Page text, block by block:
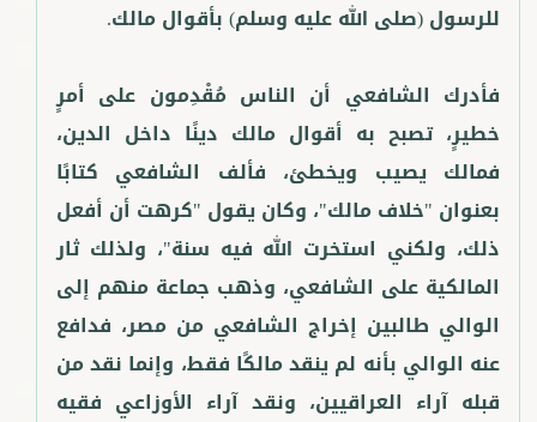
فأدرك الشافعي أن الناس مُقْدِمون على أمرٍ
خطيرٍ، تصبح به أقوال مالك دينًا داخل الدين،
فمالك يصيب ويخطئ، فألف الشافعي كتابًا
بعنوان "خلاف مالك"، وكان يقول "كرهت أن أفعل
ذلك، ولكني استخرت الله فيه سنة"، ولذلك ثار
المالكية على الشافعي، وذهب جماعة منهم إلى
الوالي طالبين إخراج الشافعي من مصر، فدافع
عنه الوالي بأنه لم ينقد مالكًا فقط، وإنما نقد من
قبله آراء العراقيين، ونقد آراء الأوزاعي فقيه